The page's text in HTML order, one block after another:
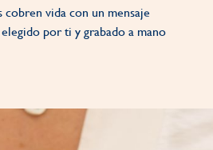
cobren vida con un mensaje
por ti y grabado a mano